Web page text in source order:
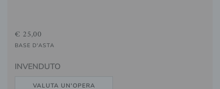
€ 25,00
BASE D'ASTA
INVENDUTO
VALUTA UN'OPERA